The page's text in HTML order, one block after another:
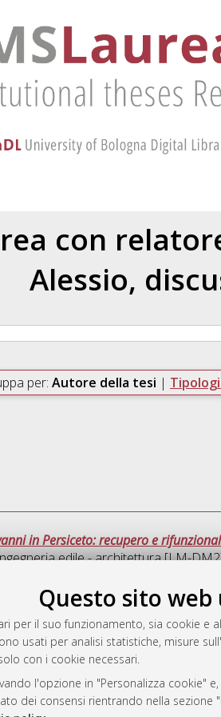
Questo sito
per il suo funzionamento, sia cookie
usati per analisi statistiche, misure
con i cookie necessari.
l'opzione in "Personalizza cookie"
dei consensi rientrando nella
con
Alessio,
per: Autore della tesi |
in Persiceto: recupero e
edile - architettura [LM-
implementato e gestito da
Cookie
sulla privacy